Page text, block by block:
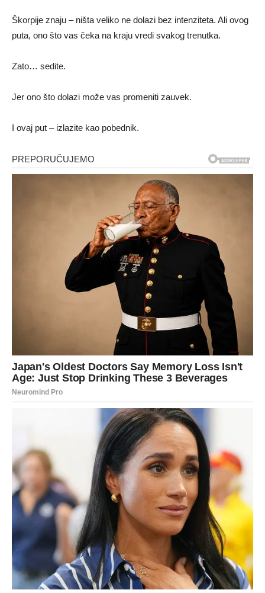
Škorpije znaju – ništa veliko ne dolazi bez intenziteta. Ali ovog
puta, ono što vas čeka na kraju vredi svakog trenutka.
Zato… sedite.
Jer ono što dolazi može vas promeniti zauvek.
I ovaj put – izlazite kao pobednik.